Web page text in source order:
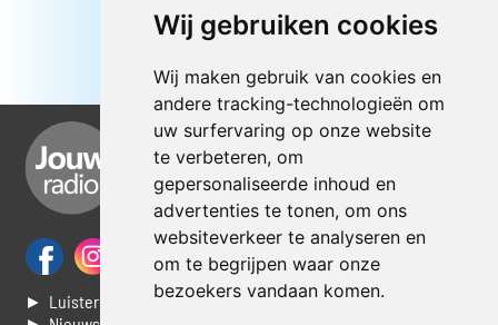
Wij gebruiken cookies
Wij maken gebruik van cookies en
andere tracking-technologieën om
uw surfervaring op onze website
te verbeteren, om
gepersonaliseerde inhoud en
advertenties te tonen, om ons
websiteverkeer te analyseren en
om te begrijpen waar onze
bezoekers vandaan komen.
► Luisteren naar Jouwradio